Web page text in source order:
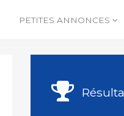
PETITES ANNONCES